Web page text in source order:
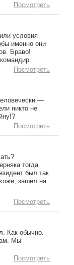
Посмотреть
условия
именно они
Браво!
Посмотреть
—
никто не
Посмотреть
тогда
был так
зашёл на
Посмотреть
Как обычно.
Мы
Посмотреть